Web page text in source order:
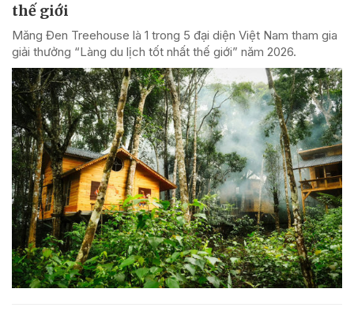
thế giới
Măng Đen Treehouse là 1 trong 5 đại diện Việt Nam tham gia
giải thưởng “Làng du lịch tốt nhất thế giới” năm 2026.